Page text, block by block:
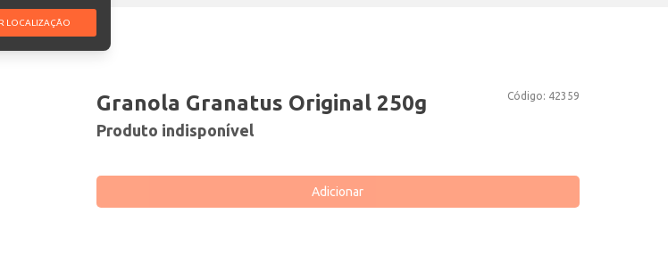
LOCALIZAÇÃO
Código: 42359
Granola Granatus Original 250g
Produto indisponível
Adicionar